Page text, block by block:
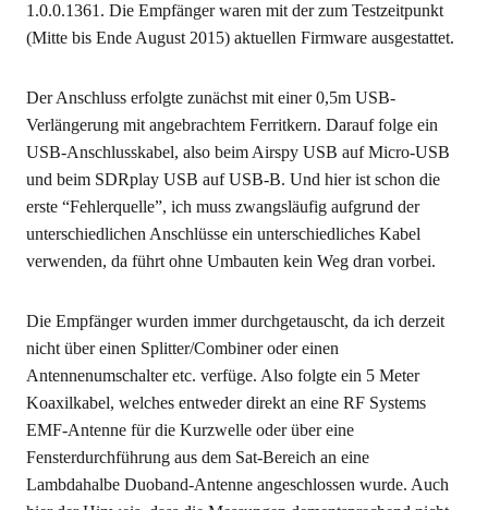
1.0.0.1361. Die Empfänger waren mit der zum Testzeitpunkt
(Mitte bis Ende August 2015) aktuellen Firmware ausgestattet.
Der Anschluss erfolgte zunächst mit einer 0,5m USB-
Verlängerung mit angebrachtem Ferritkern. Darauf folge ein
USB-Anschlusskabel, also beim Airspy USB auf Micro-USB
und beim SDRplay USB auf USB-B. Und hier ist schon die
erste “Fehlerquelle”, ich muss zwangsläufig aufgrund der
unterschiedlichen Anschlüsse ein unterschiedliches Kabel
verwenden, da führt ohne Umbauten kein Weg dran vorbei.
Die Empfänger wurden immer durchgetauscht, da ich derzeit
nicht über einen Splitter/Combiner oder einen
Antennenumschalter etc. verfüge. Also folgte ein 5 Meter
Koaxilkabel, welches entweder direkt an eine RF Systems
EMF-Antenne für die Kurzwelle oder über eine
Fensterdurchführung aus dem Sat-Bereich an eine
Lambdahalbe Duoband-Antenne angeschlossen wurde. Auch